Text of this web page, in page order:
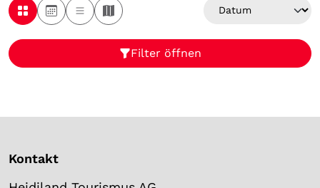
Filter öffnen
Kontakt
Kategorien
Kategorien
Brauchtum
Musik
Wissen